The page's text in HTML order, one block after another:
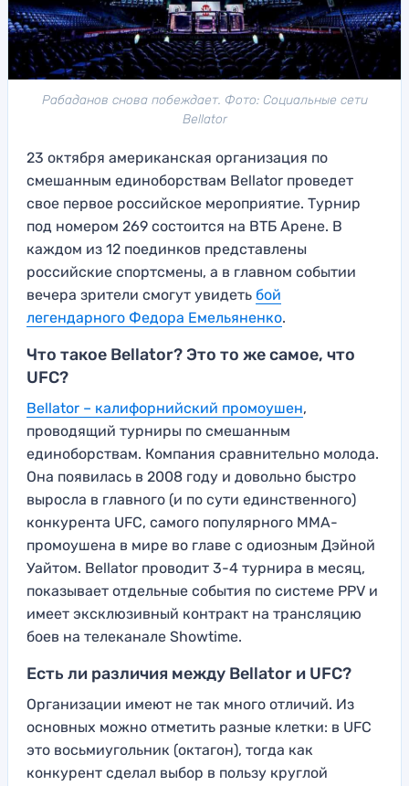
Рабаданов снова побеждает. Фото: Социальные сети
Bellator
23 октября американская организация по
смешанным единоборствам Bellator проведет
свое первое российское мероприятие. Турнир
под номером 269 состоится на ВТБ Арене. В
каждом из 12 поединков представлены
российские спортсмены, а в главном событии
вечера зрители смогут увидеть бой
легендарного Федора Емельяненко.
Что такое Bellator? Это то же самое, что
UFC?
Bellator – калифорнийский промоушен,
проводящий турниры по смешанным
единоборствам. Компания сравнительно молода.
Она появилась в 2008 году и довольно быстро
выросла в главного (и по сути единственного)
конкурента UFC, самого популярного MMA-
промоушена в мире во главе с одиозным Дэйной
Уайтом. Bellator проводит 3-4 турнира в месяц,
показывает отдельные события по системе PPV и
имеет эксклюзивный контракт на трансляцию
боев на телеканале Showtime.
Есть ли различия между Bellator и UFC?
Организации имеют не так много отличий. Из
основных можно отметить разные клетки: в UFC
это восьмиугольник (октагон), тогда как
конкурент сделал выбор в пользу круглой